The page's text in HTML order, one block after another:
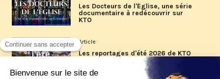
Les Docteurs de l'Église, une série
documentaire à redécouvrir sur
KTO
Article
Les reportages d'été 2026 de KTO